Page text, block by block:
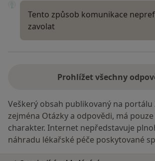
Tento způsob komunikace
zavolat
Prohlížet všechny
Veškerý obsah publikovaný na portálu
zejména Otázky a odpovědi, má
charakter. Internet nepředstavuje
náhradu lékařské péče poskytované